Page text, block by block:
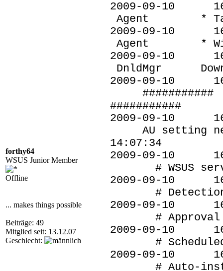
forthy64
WSUS Junior Member
Offline
... makes things possible
Beiträge: 49
Mitglied seit: 13.12.07
Geschlecht:
2009-09-
Agent * Target
2009-09-
Agent *
2009-09-
DnldMgr
2009-09-10
###########
###########
2009-09-10
AU setting
14:07:34
2009-09-10
# WSUS
2009-09-10
# Detection
2009-09-10
# Approval
2009-09-10
# Scheduled
2009-09-10
# Auto-install